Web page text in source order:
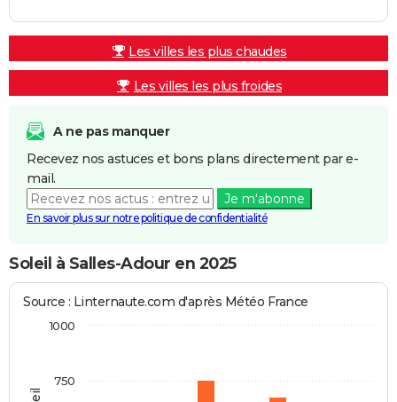
Les villes les plus chaudes
Les villes les plus froides
A ne pas manquer
Recevez nos astuces et bons plans directement par e-
mail.
Je m'abonne
En savoir plus sur notre politique de confidentialité
Soleil à Salles-Adour en 2025
Source : Linternaute.com d'après Météo France
750
1000